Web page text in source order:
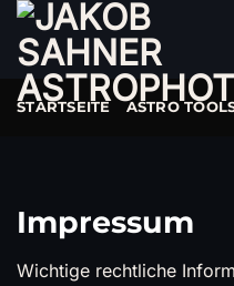
Zum
Inhalt
springen
STARTSEITE ASTRO
Impressum
Wichtige rechtliche